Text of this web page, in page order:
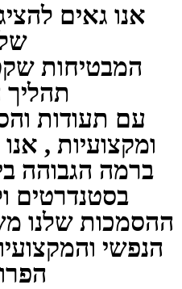
אנו גאים
המבטיחות
תהליך
עם תעודות
ומקצועיות ,
ברמה הגבוהה
בסטנדרטים
ההסמכות שלנו
הנפשי